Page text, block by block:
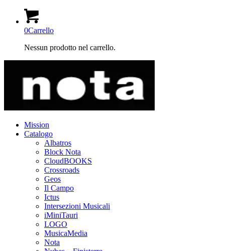
0Carrello
Nessun prodotto nel carrello.
Mission
Catalogo
Albatros
Block Nota
CloudBOOKS
Crossroads
Geos
Il Campo
Ictus
Intersezioni Musicali
iMiniTauri
LOGO
MusicaMedia
Nota